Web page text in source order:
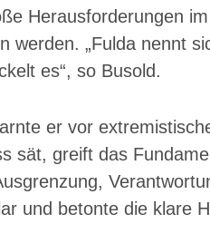
Herausforderungen
werden. „Fulda nennt
es“, so Busold.
er vor
sät, greift das
und betonte die klare